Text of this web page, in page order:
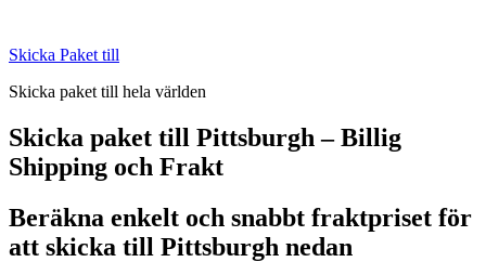
content
Skicka Paket till
Skicka paket till hela världen
Skicka paket till Pittsburgh – Billig
Shipping och Frakt
Beräkna enkelt och snabbt fraktpriset för
att skicka till Pittsburgh nedan